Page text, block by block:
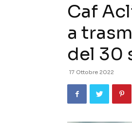
Caf
a
del 30
17 Ottobre 2022